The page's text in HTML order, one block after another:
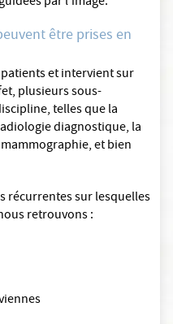
être prises en
et intervient sur
plusieurs sous-
telles que la
diagnostique, la
et bien
récurrentes sur lesquelles
retrouvons :